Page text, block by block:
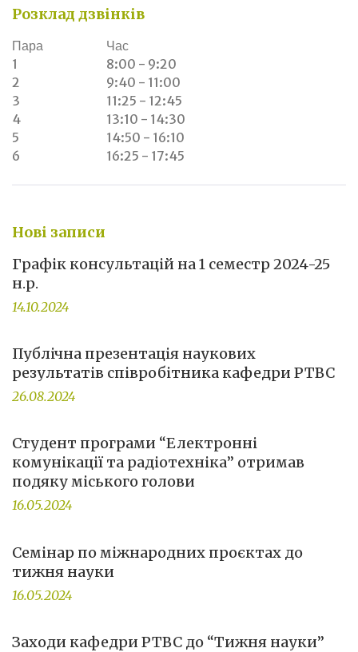
Розклад дзвінків
Пара
Час
1
8:00 - 9:20
2
9:40 - 11:00
3
11:25 - 12:45
4
13:10 - 14:30
5
14:50 - 16:10
6
16:25 - 17:45
Нові записи
Графік консультацій на 1 семестр 2024-25
н.р.
14.10.2024
Публічна презентація наукових
результатів співробітника кафедри РТВС
26.08.2024
Студент програми “Електронні
комунікації та радіотехніка” отримав
подяку міського голови
16.05.2024
Семінар по міжнародних проєктах до
тижня науки
16.05.2024
Заходи кафедри РТВС до “Тижня науки”